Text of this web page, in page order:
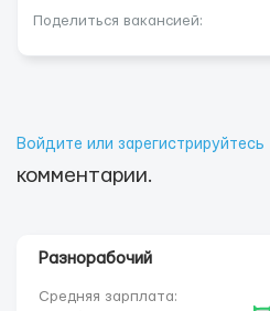
Поделиться вакансией:
Войдите или зарегистрируйтесь
комментарии.
Разнорабочий
Средняя зарплата: